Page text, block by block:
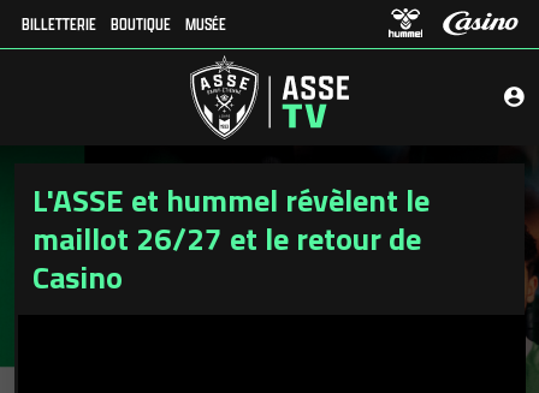
BILLETTERIE BOUTIQUE MUSÉE
L'ASSE et hummel révèlent le
maillot 26/27 et le retour de
Casino